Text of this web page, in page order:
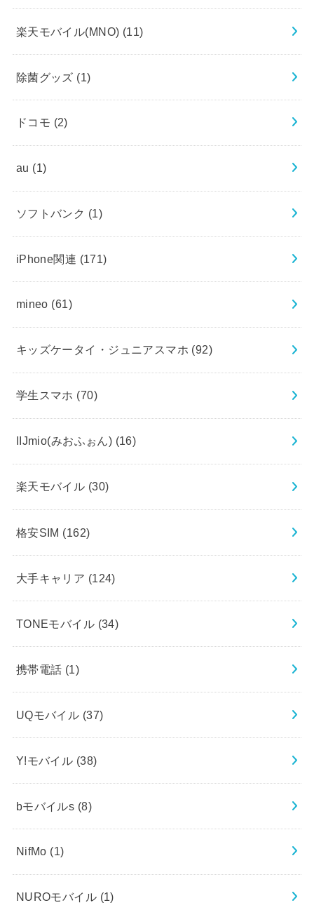
楽天モバイル(MNO) (11)
除菌グッズ (1)
ドコモ (2)
au (1)
ソフトバンク (1)
iPhone関連 (171)
mineo (61)
キッズケータイ・ジュニアスマホ (92)
学生スマホ (70)
IIJmio(みおふぉん) (16)
楽天モバイル (30)
格安SIM (162)
大手キャリア (124)
TONEモバイル (34)
携帯電話 (1)
UQモバイル (37)
Y!モバイル (38)
bモバイルs (8)
NifMo (1)
NUROモバイル (1)